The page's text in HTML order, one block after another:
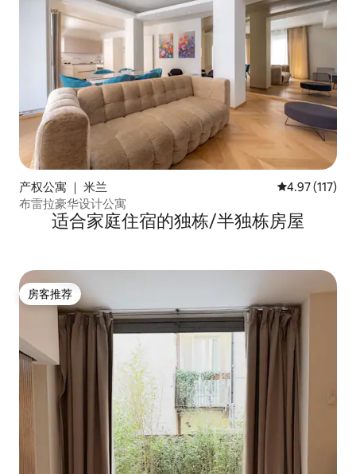
产权公寓 ｜ 米兰 平均评分 4.97
4.97 (117)
布雷拉豪华设计公寓
适合家庭住宿的独栋/半独栋房屋
房客推荐
房客推荐